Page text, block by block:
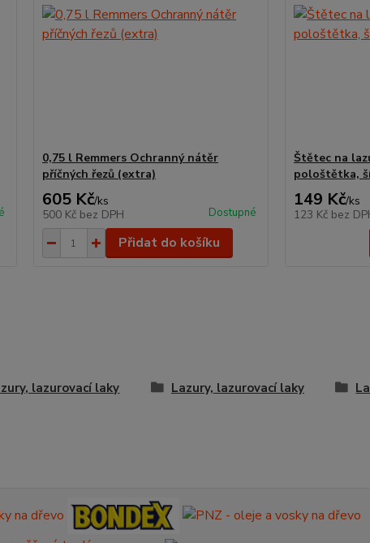
0,75 l Remmers Ochranný nátěr
příčných řezů (extra)
605 Kč/ks
500 Kč bez DPH Dostupné
Přidat do košíku
Štětec na
pološtětka,
149 Kč/ks
123 Kč bez
lazurovací laky Lazury, lazurovací laky